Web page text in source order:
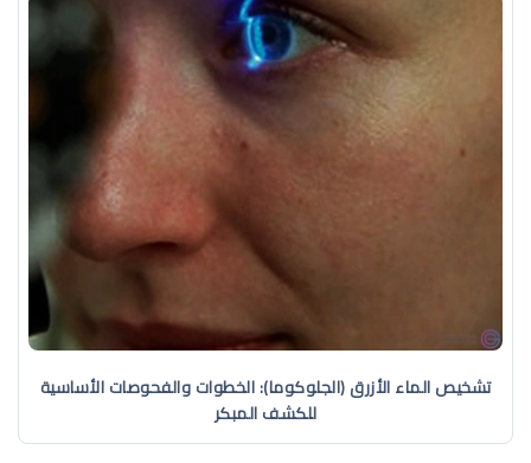
تشخيص الماء الأزرق (الجلوكوما): الخطوات والفحوصات الأساسية
للكشف المبكر